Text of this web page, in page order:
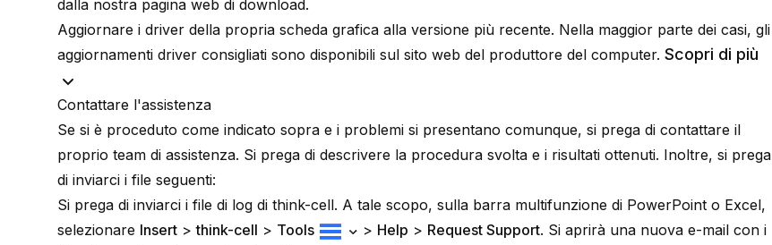
dalla nostra pagina web di download.
Aggiornare i driver della propria scheda grafica alla versione più recente. Nella maggior parte dei casi, gli
aggiornamenti driver consigliati sono disponibili sul sito web del produttore del computer. Scopri di più
Contattare l'assistenza
Se si è proceduto come indicato sopra e i problemi si presentano comunque, si prega di contattare il
proprio team di assistenza. Si prega di descrivere la procedura svolta e i risultati ottenuti. Inoltre, si prega
di inviarci i file seguenti:
Si prega di inviarci i file di log di think-cell. A tale scopo, sulla barra multifunzione di PowerPoint o Excel,
selezionare Insert >think-cell > Tools > Help > Request Support. Si aprirà una nuova e-mail con i